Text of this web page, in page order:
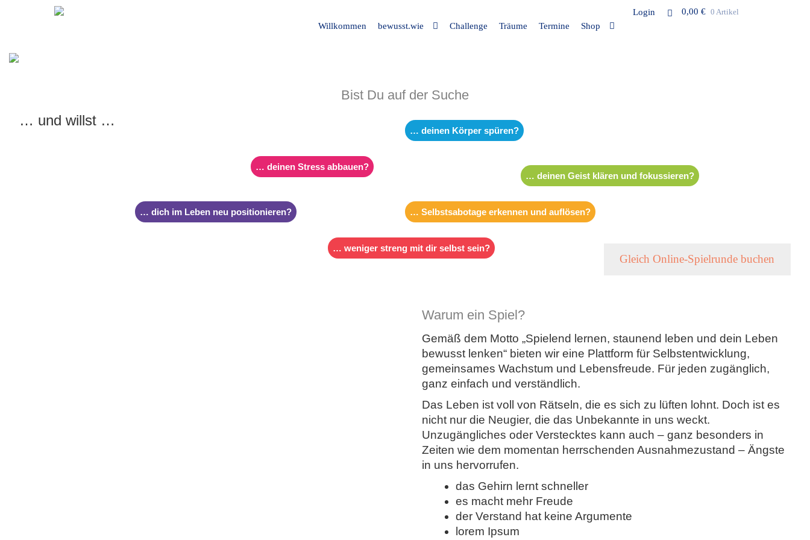
Willkommen bewusst.wie Challenge Träume Termine Shop
Login 0,00 € 0 Artikel
Bist Du auf der Suche
… und willst …
… deinen Körper spüren?
… deinen Stress abbauen?
… deinen Geist klären und fokussieren?
… dich im Leben neu positionieren? … Selbstsabotage erkennen und auflösen?
… weniger streng mit dir selbst sein?
Gleich Online-Spielrunde buchen
Warum ein Spiel?
Gemäß dem Motto „Spielend lernen, staunend leben und dein Leben
bewusst lenken“ bieten wir eine Plattform für Selbstentwicklung,
gemeinsames Wachstum und Lebensfreude. Für jeden zugänglich,
ganz einfach und verständlich.
Das Leben ist voll von Rätseln, die es sich zu lüften lohnt. Doch ist es
nicht nur die Neugier, die das Unbekannte in uns weckt.
Unzugängliches oder Verstecktes kann auch – ganz besonders in
Zeiten wie dem momentan herrschenden Ausnahmezustand – Ängste
in uns hervorrufen.
das Gehirn lernt schneller
es macht mehr Freude
der Verstand hat keine Argumente
lorem Ipsum